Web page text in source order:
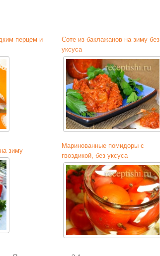
перцем и
Соте из баклажанов на зиму без
уксуса
зиму
Маринованные помидоры с
гвоздикой, без уксуса